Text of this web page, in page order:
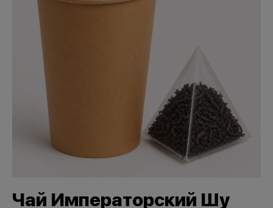
Чай Императорский Шу